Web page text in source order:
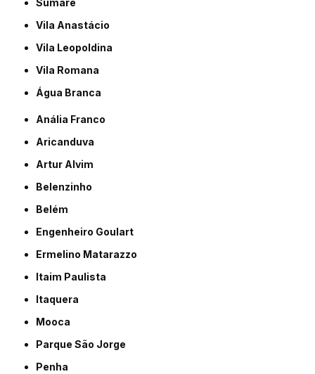
Sumaré
Vila Anastácio
Vila Leopoldina
Vila Romana
Água Branca
Anália Franco
Aricanduva
Artur Alvim
Belenzinho
Belém
Engenheiro Goulart
Ermelino Matarazzo
Itaim Paulista
Itaquera
Mooca
Parque São Jorge
Penha